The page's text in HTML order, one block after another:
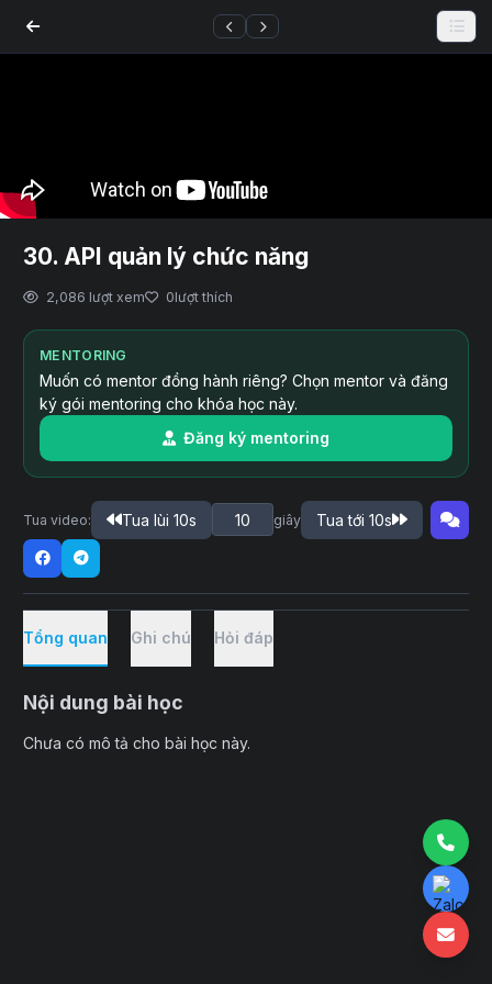
30. API quản lý chức năng
2,086 lượt xem 0lượt thích
MENTORING
Muốn có mentor đồng hành riêng? Chọn mentor và đăng
ký gói mentoring cho khóa học này.
Đăng ký mentoring
Tua video: Tua lùi 10s giây Tua tới 10s
Tổng quan Ghi chú Hỏi đáp
Nội dung bài học
Chưa có mô tả cho bài học này.